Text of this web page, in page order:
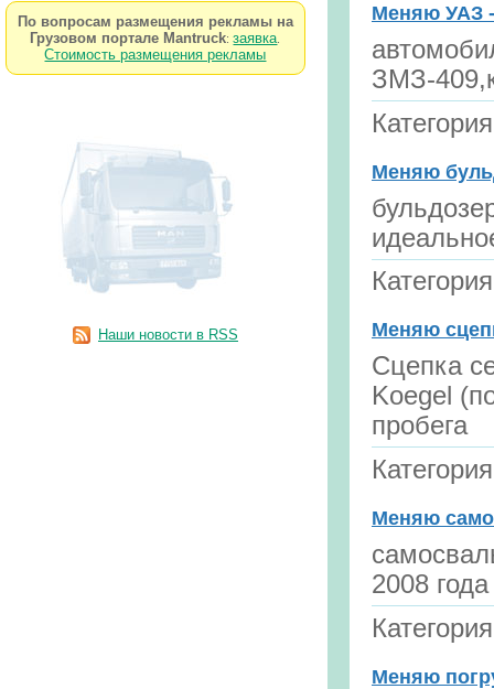
По вопросам размещения рекламы на
Грузовом портале Mantruck:заявка
Стоимость размещения рекламы
Наши новости в RSS
Меняю УАЗ -
ЗМЗ-
Меняю
Меняю
Cцепка
Koegel
пробега
Меняю
2008
Меняю